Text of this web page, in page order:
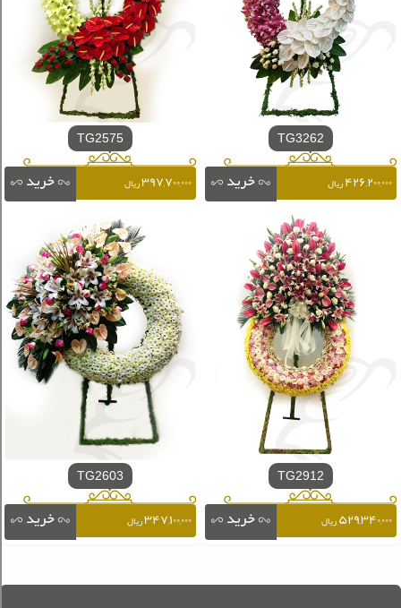
TG3262
۴۲۶,۲۰۰,۰۰۰ریال
TG2575
۳۹۷,۷۰۰,۰۰۰ریال
TG2912
۵۲۹,۳۴۰,۰۰۰ریال
TG2603
۳۴۷,۱۰۰,۰۰۰ریال